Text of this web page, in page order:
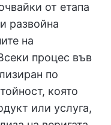
от етапа
развойна
на
процес във
по
която
или услуга,